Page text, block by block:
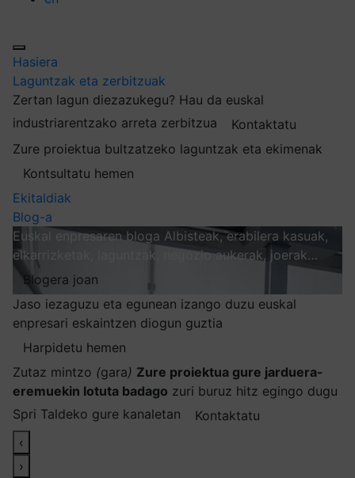
Hasiera
Laguntzak eta zerbitzuak
Zertan lagun diezazukegu? Hau da euskal
industriarentzako arreta zerbitzua
Kontaktatu
Zure proiektua bultzatzeko laguntzak eta ekimenak
Kontsultatu hemen
Ekitaldiak
Blog-a
Euskal enpresaren bloga Albisteak, erabilera kasuak,
elkarrizketak, laguntzak, negozio aukerak, joerak…
Blogera joan
Jaso iezaguzu eta egunean izango duzu euskal
enpresari eskaintzen diogun guztia
Harpidetu hemen
Zutaz mintzo (gara) Zure proiektua gure jarduera-
eremuekin lotuta badago zuri buruz hitz egingo dugu
Spri Taldeko gure kanaletan
Kontaktatu
‹
›